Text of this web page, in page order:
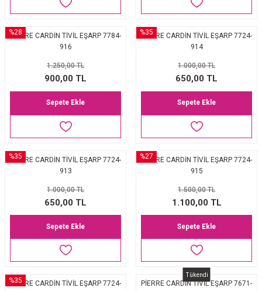
%28
PİERRE CARDİN TİVİL EŞARP 7784-
916
1.250,00 TL
900,00 TL
Sepete Ekle
%35
PİERRE CARDİN TİVİL EŞARP 7724-
914
1.000,00 TL
650,00 TL
Sepete Ekle
%35
PİERRE CARDİN TİVİL EŞARP 7724-
913
1.000,00 TL
650,00 TL
Sepete Ekle
%27
PİERRE CARDİN TİVİL EŞARP 7724-
915
1.500,00 TL
1.100,00 TL
Sepete Ekle
%35
PİERRE CARDİN TİVİL EŞARP 7724-
Tükendi
PİERRE CARDİN TİVİL EŞARP 7671-